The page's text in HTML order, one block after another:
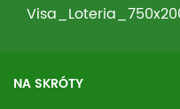
NA SKRÓTY